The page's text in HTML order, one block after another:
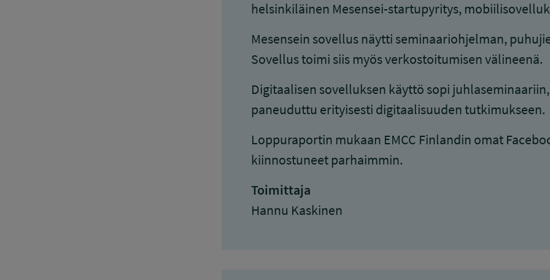
helsinkiläinen Mesensei-startupyritys,
Mesensein sovellus näytti seminaariohjelman,
Sovellus toimi siis myös verkostoitumisen välineenä.
Digitaalisen sovelluksen käyttö sopi
paneuduttu erityisesti digitaalisuuden tutkimukseen.
Loppuraportin mukaan EMCC Finlandin omat
kiinnostuneet parhaimmin.
Toimittaja
Hannu Kaskinen